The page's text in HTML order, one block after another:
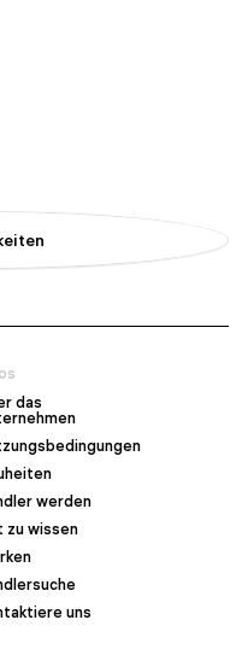
das
werden
zu wissen
uns